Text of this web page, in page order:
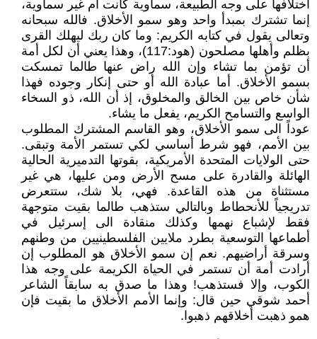
اختلافها على وجه الطبيعة، سماوية كانت أم غير سماوية،
إنما تشترك بمبدأ واحد وهو سمو الأخلاق. فالله سبحانه
وتعالى يقول في كتابه الكريم: وما كان ربك ليهلك القرى
بظلم وأهلها مصلحون (هود:117)، وهذا يعني أن لكل أمة
أن تؤمن بما تشاء وإن الله راض عنها طالما تمسكت
بسمو الأخلاق. أما عبادة الله أو حتى إنكار وجوده فهذا
شأن خاص بين الخالق والمخلوق، إذ أن الله، ذو السخاء
الواسع والتسامح الكريم، يفعل ما يشاء.
عوداً الى سمو الأخلاق، وهو القاسم المشترك المطلوب
بين الأمم، فهو شرط أساسي لكي تستمر الأمة وتبقى.
حتى الولايات المتحدة الأمريكية، بقوتها التدميرية الحالية
الهائلة والقادرة على مسح الأرض ومن عليها، هي غير
مستثناة من هذه القاعدة. فهي، بلا شك، ستتعرض
تدريجياً للأنحطاط وبالتالي ستذهب طالما بقيت متوجهة
فقط لإشباع نهمها وكذلك منقادة الى إسرئيل في
أطماعها التوسعية بطرد ملايين الفلسطينيين من وطنهم
وسرقة أراضيهم. نعم إن سمو الأخلاق هو المطلوب إن
أرادت أمة أن تستمر في الحياة الكريمة على وجه هذا
الكوب، وإلا فستذهب! وهذا ما صدق به سابقاً الشاعر
أحمد شوقي حين قال: وإنما الأمم الأخلاق ما بقيت فإن
همو ذهبت أخلاقهم ذهبوا.